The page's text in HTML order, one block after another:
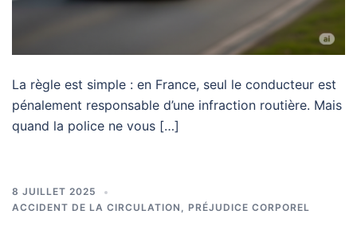
La règle est simple : en France, seul le conducteur est
pénalement responsable d’une infraction routière. Mais
quand la police ne vous […]
8 JUILLET 2025
ACCIDENT DE LA CIRCULATION , PRÉJUDICE CORPOREL